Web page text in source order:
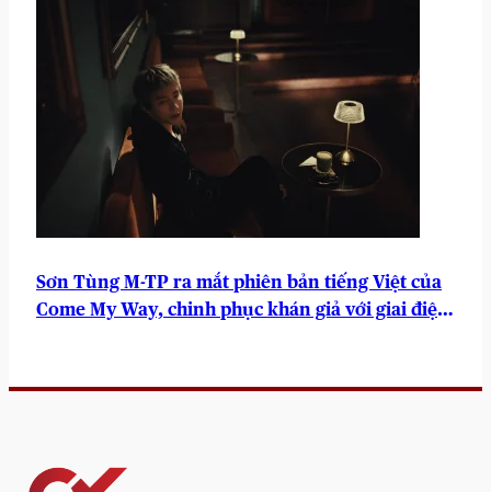
Sơn Tùng M-TP ra mắt phiên bản tiếng Việt của
Come My Way, chinh phục khán giả với giai điệu